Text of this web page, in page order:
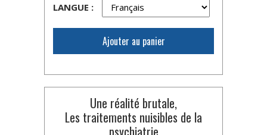
LANGUE :
Ajouter au panier
Une réalité brutale,
Les traitements nuisibles de la
psychiatrie